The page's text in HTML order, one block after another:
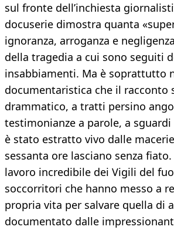
sul fronte dell’inchiesta
docuserie dimostra quanta
ignoranza, arroganza e
della tragedia a cui sono seguiti
insabbiamenti. Ma è soprattutto
documentaristica che il racconto
drammatico, a tratti persino
testimonianze a parole, a
è stato estratto vivo dalle
sessanta ore lasciano senza
lavoro incredibile dei Vigili del
soccorritori che hanno messo a
propria vita per salvare quella di
documentato dalle